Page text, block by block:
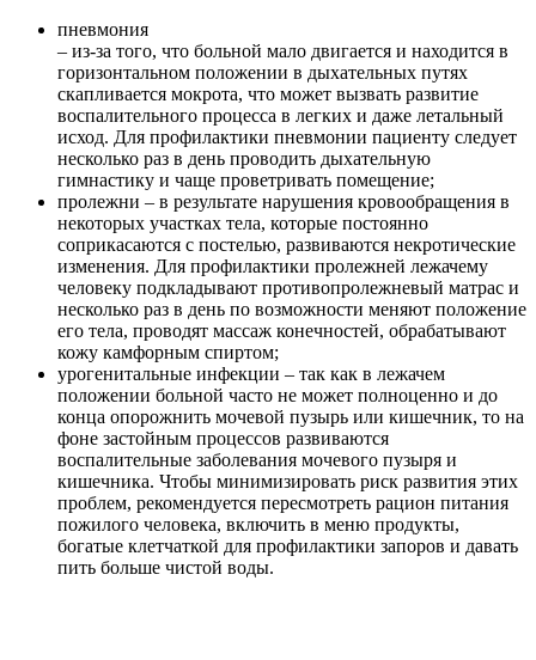
пневмония
– из-за того, что больной мало двигается и находится в
горизонтальном положении в дыхательных путях
скапливается мокрота, что может вызвать развитие
воспалительного процесса в легких и даже летальный
исход. Для профилактики пневмонии пациенту следует
несколько раз в день проводить дыхательную
гимнастику и чаще проветривать помещение;
пролежни – в результате нарушения кровообращения в
некоторых участках тела, которые постоянно
соприкасаются с постелью, развиваются некротические
изменения. Для профилактики пролежней лежачему
человеку подкладывают противопролежневый матрас и
несколько раз в день по возможности меняют положение
его тела, проводят массаж конечностей, обрабатывают
кожу камфорным спиртом;
урогенитальные инфекции – так как в лежачем
положении больной часто не может полноценно и до
конца опорожнить мочевой пузырь или кишечник, то на
фоне застойным процессов развиваются
воспалительные заболевания мочевого пузыря и
кишечника. Чтобы минимизировать риск развития этих
проблем, рекомендуется пересмотреть рацион питания
пожилого человека, включить в меню продукты,
богатые клетчаткой для профилактики запоров и давать
пить больше чистой воды.